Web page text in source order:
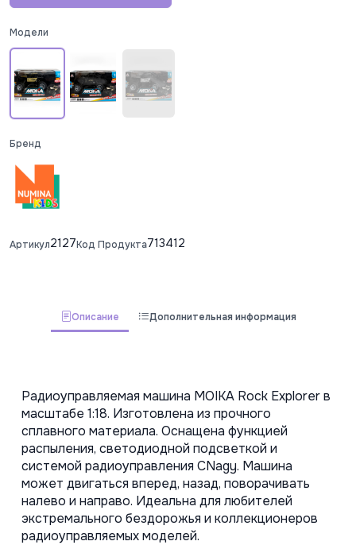
Модели
Бренд
Артикул2127Код Продукта713412
Описание Дополнительная информация
Радиоуправляемая машина MOIKA Rock Explorer в
масштабе 1:18. Изготовлена из прочного
сплавного материала. Оснащена функцией
распыления, светодиодной подсветкой и
системой радиоуправления CNagy. Машина
может двигаться вперед, назад, поворачивать
налево и направо. Идеальна для любителей
экстремального бездорожья и коллекционеров
радиоуправляемых моделей.